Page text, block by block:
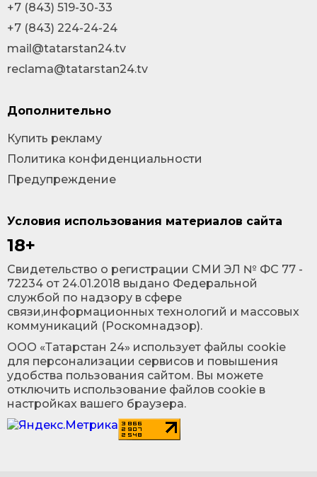
Условия использования материалов сайта
18+
Cвидетельство о регистрации СМИ ЭЛ № ФС 77 -
72234 от 24.01.2018 выдано Федеральной
службой по надзору в сфере
связи,информационных технологий и массовых
коммуникаций (Роскомнадзор).
ООО «Татарстан 24» использует файлы cookie
для персонализации сервисов и повышения
удобства пользования сайтом. Вы можете
отключить использование файлов cookie в
настройках вашего браузера.
+7 (843) 519-30-33
+7 (843) 224-24-24
mail@tatarstan24.tv
reclama@tatarstan24.tv
Дополнительно
Купить рекламу
Политика конфиденциальности
Предупреждение